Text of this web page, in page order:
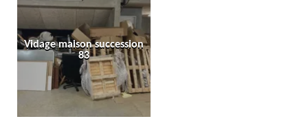
Vidage maison succession
83